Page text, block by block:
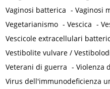
Vaginosi batterica -Vaginosi
Vegetarianismo -Vescica -
Vescicole extracellulari
Vestibolite vulvare /
Veterani di guerra -Violenza
Virus dell'immunodeficienza